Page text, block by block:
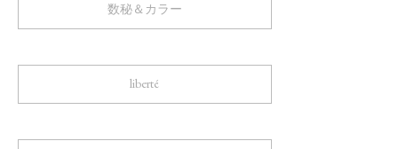
数秘＆カラー
liberté